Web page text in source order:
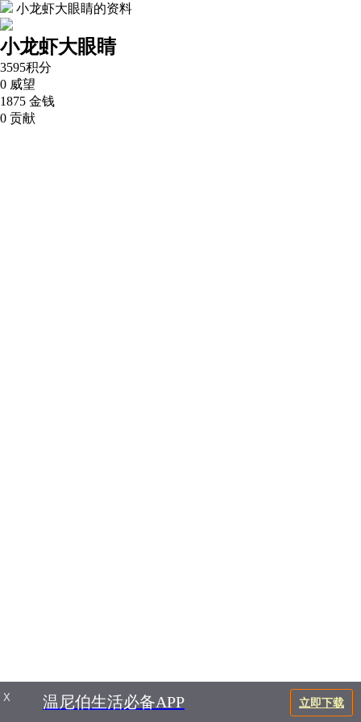
小龙虾大眼睛的资料
小龙虾大眼睛
3595积分
0 威望
1875 金钱
0 贡献
X 温尼伯生活必备APP 立即下载